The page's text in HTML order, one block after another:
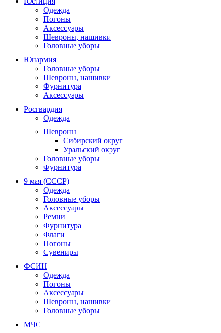
Одежда
Погоны
Аксессуары
Шевроны, нашивки
Головные уборы
Юнармия
Головные уборы
Шевроны, нашивки
Фурнитура
Аксессуары
Росгвардия
Одежда
Шевроны
Сибирский округ
Уральский округ
Головные уборы
Фурнитура
9 мая (СССР)
Одежда
Головные уборы
Аксессуары
Ремни
Фурнитура
Флаги
Погоны
Сувениры
ФСИН
Одежда
Погоны
Аксессуары
Шевроны, нашивки
Головные уборы
МЧС